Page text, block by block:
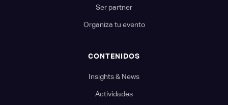
Ser partner
Organiza tu evento
CONTENIDOS
Insights & News
Actividades